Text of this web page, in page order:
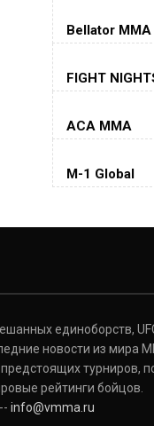
Bellator MMA
FIGHT
ACA MMA
M-1 Global
единоборств,
новости из мира
турниров,
рейтинги бойцов.
-- info@vmma.ru